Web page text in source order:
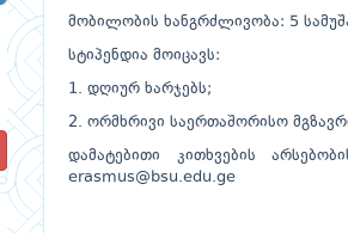
მობილობის ხანგრძლივობა: 5
სტიპენდია მოიცავს:
1. დღიურ ხარჯებს;
2. ორმხრივი საერთაშორისო
დამატებითი კითხვების
erasmus@bsu.edu.ge